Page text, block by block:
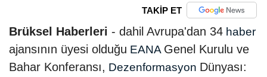
TAKİP ET
Brüksel Haberleri - dahil Avrupa'dan 34 haber
ajansının üyesi olduğu EANA Genel Kurulu ve
Bahar Konferansı, Dezenformasyon Dünyası: